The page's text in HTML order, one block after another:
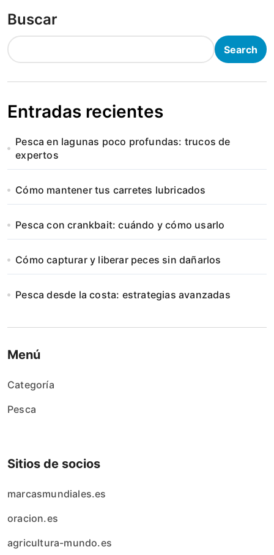
Buscar
Search
Entradas recientes
Pesca en lagunas poco profundas: trucos de
expertos
Cómo mantener tus carretes lubricados
Pesca con crankbait: cuándo y cómo usarlo
Cómo capturar y liberar peces sin dañarlos
Pesca desde la costa: estrategias avanzadas
Menú
Categoría
Pesca
Sitios de socios
marcasmundiales.es
oracion.es
agricultura-mundo.es